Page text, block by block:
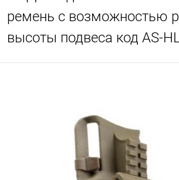
ремень с возможностью
высоты подвеса код AS-